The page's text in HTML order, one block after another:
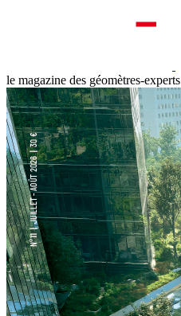
le magazine des géomètres-experts